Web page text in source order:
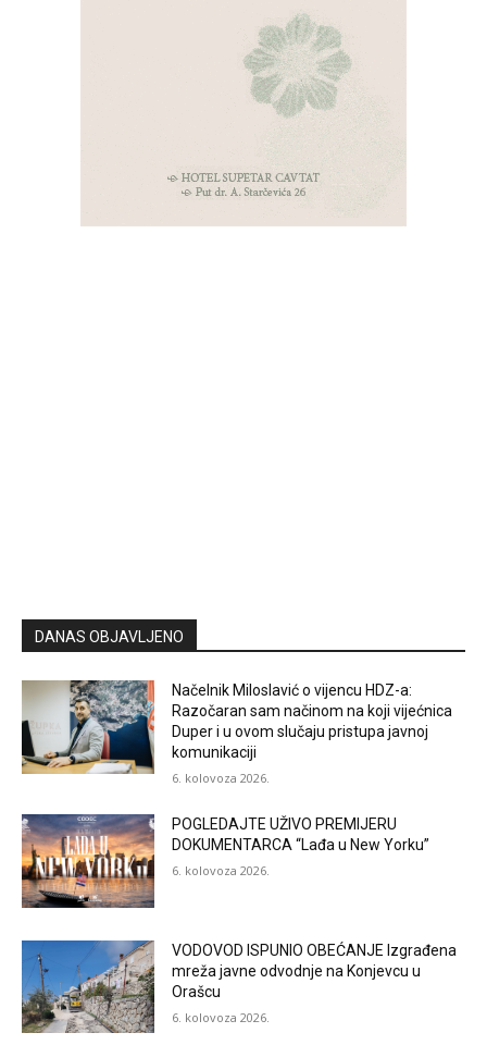
DANAS OBJAVLJENO
Načelnik Miloslavić o vijencu HDZ-a:
Razočaran sam načinom na koji vijećnica
Duper i u ovom slučaju pristupa javnoj
komunikaciji
6. kolovoza 2026.
POGLEDAJTE UŽIVO PREMIJERU
DOKUMENTARCA “Lađa u New Yorku”
6. kolovoza 2026.
VODOVOD ISPUNIO OBEĆANJE Izgrađena
mreža javne odvodnje na Konjevcu u
Orašcu
6. kolovoza 2026.